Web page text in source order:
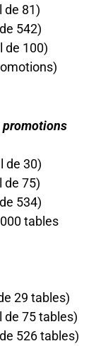
de 81)
542)
de 100)
promotions
de 30)
de 75)
534)
tables
29 tables)
de 75 tables)
526 tables)